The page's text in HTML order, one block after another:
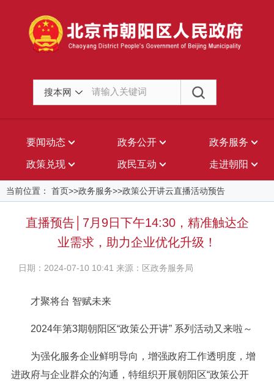
搜本网
要闻动态 政务公开 政务服务
政策兑现 政民互动 走进朝阳
当前位置： 首页>>政务服务>>政策公开讲云直播活动预告
直播预告│7月9日下午14:30，精准触达企
业需求，助力企业优化升级！
日期：2024-07-10 10:41 来源：区政务服务局
才聚将台 智赋未来
2024年第3期朝阳区“政策公开讲” 系列活动又来啦～
为强化服务企业鲜明导向，增强政府工作透明度，增
进政府与企业群众的沟通，特组织开展朝阳区“政策公开